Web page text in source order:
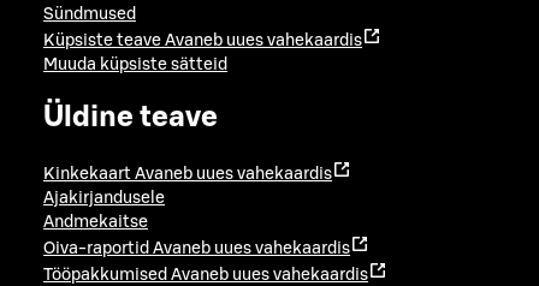
Sündmused
Küpsiste teave Avaneb uues vahekaardis
Muuda küpsiste sätteid
Üldine teave
Kinkekaart Avaneb uues vahekaardis
Ajakirjandusele
Andmekaitse
Oiva-raportid Avaneb uues vahekaardis
Tööpakkumised Avaneb uues vahekaardis